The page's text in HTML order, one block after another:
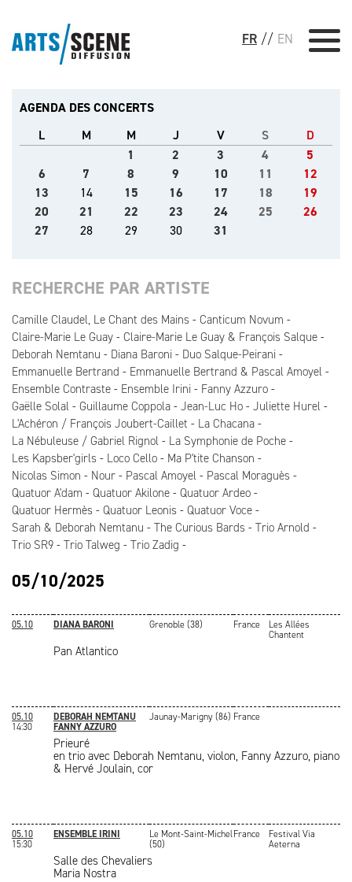
FR // EN
AGENDA DES CONCERTS
L
M M J V S
D
1
2 3 4
5
6
7 8 9 10 11
12
13
14 15 16 17 18
19
20
21 22 23 24 25
26
27
28 29 30 31
RECHERCHE PAR ARTISTE
Camille Claudel, Le Chant des Mains
Canticum Novum
Claire-Marie Le Guay
Claire-Marie Le Guay & François Salque
Deborah Nemtanu
Diana Baroni
Duo Salque-Peirani
Emmanuelle Bertrand
Emmanuelle Bertrand & Pascal Amoyel
Ensemble Contraste
Ensemble Irini
Fanny Azzuro
Gaëlle Solal
Guillaume Coppola Jean-Luc Ho
Juliette Hurel
L'Achéron / François Joubert-Caillet
La Chacana
La Nébuleuse / Gabriel Rignol
La Symphonie de Poche
Les Kapsber'girls
Loco Cello
Ma P'tite Chanson
Nicolas Simon
Nour Pascal Amoyel
Pascal Moraguès
Quatuor A'dam
Quatuor Akilone
Quatuor Ardeo
Quatuor Hermès
Quatuor Leonis
Quatuor Voce
Sarah & Deborah Nemtanu
The Curious Bards
Trio Arnold
Trio SR9
Trio Talweg Trio Zadig
05/10/2025
05.10 DIANA BARONI Grenoble (38) France
Les Allées
Chantent
Pan Atlantico
05.10
14:30
DEBORAH NEMTANU
FANNY AZZURO
Jaunay-Marigny (86) France
Prieuré
en trio avec Deborah Nemtanu, violon, Fanny Azzuro, piano
& Hervé Joulain, cor
05.10
15:30
ENSEMBLE IRINI
Le Mont-Saint-Michel
(50)
France
Festival Via
Aeterna
Salle des Chevaliers
Maria Nostra